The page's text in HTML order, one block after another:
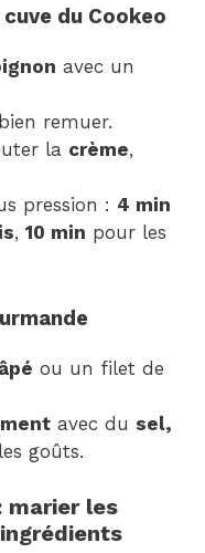
du Cookeo
avec un
remuer.
la crème,
pression : 4 min
, 10 min pour les
ou un filet de
avec du sel,
goûts.
marier les